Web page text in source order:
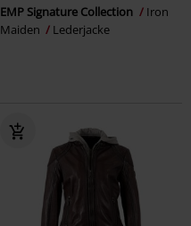
EMP Signature Collection
Iron
Maiden
Lederjacke